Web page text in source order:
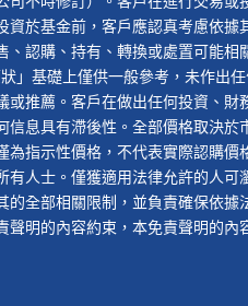
於基金前，客戶應認真考慮依據
認購、持有、轉換或處置可能相
」基礎上僅供一般參考，未作出
推薦。客戶在做出任何投資、財
息具有滯後性。全部價格取決於
指示性價格，不代表實際認購價
人士。僅獲適用法律允許的人可
全部相關限制，並負責確保依據
明的內容約束，本免責聲明的